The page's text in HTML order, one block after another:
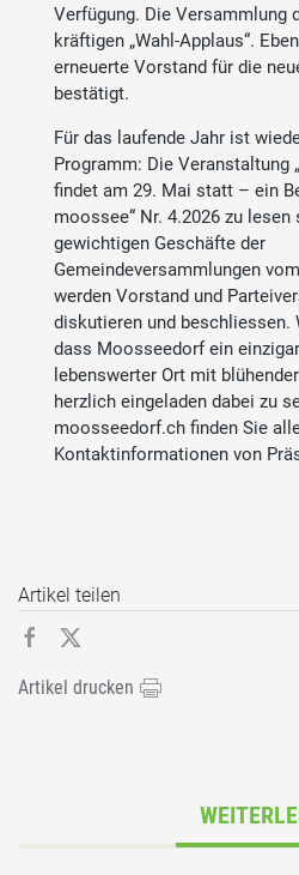
Verfügung. Die Versammlung
kräftigen „Wahl-Applaus“.
erneuerte Vorstand für die
bestätigt.
Für das laufende Jahr ist
Programm: Die Veranstaltung
findet am 29. Mai statt – ein
moossee“ Nr. 4.2026 zu
gewichtigen Geschäfte der
Gemeindeversammlungen
werden Vorstand und
diskutieren und beschliessen.
dass Moosseedorf ein
lebenswerter Ort mit
herzlich eingeladen dabei zu
moosseedorf.ch finden Sie
Kontaktinformationen von
Artikel teilen
Artikel drucken